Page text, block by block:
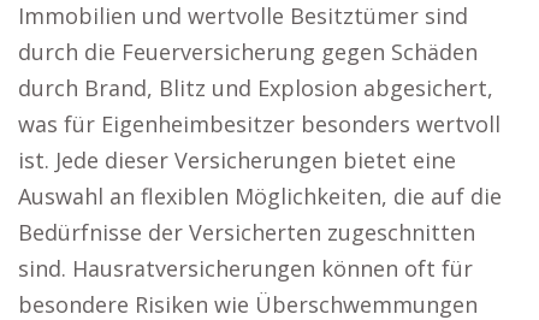
Immobilien und wertvolle Besitztümer sind
durch die Feuerversicherung gegen Schäden
durch Brand, Blitz und Explosion abgesichert,
was für Eigenheimbesitzer besonders wertvoll
ist. Jede dieser Versicherungen bietet eine
Auswahl an flexiblen Möglichkeiten, die auf die
Bedürfnisse der Versicherten zugeschnitten
sind. Hausratversicherungen können oft für
besondere Risiken wie Überschwemmungen